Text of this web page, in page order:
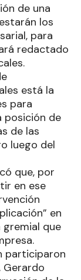
de una
los
para
redactado
está la
para
posición de
de las
luego del
que, por
en ese
en
que
participaron
Gerardo